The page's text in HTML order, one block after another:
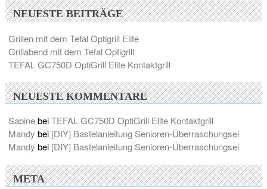
NEUESTE BEITRÄGE
Grillen mit dem Tefal Optigrill Elite
Grillabend mit dem Tefal Optigrill
TEFAL GC750D OptiGrill Elite Kontaktgrill
NEUESTE KOMMENTARE
SabinebeiTEFAL GC750D OptiGrill Elite Kontaktgrill
Mandy bei [DIY] Bastelanleitung Senioren-Überraschungsei
Mandy bei [DIY] Bastelanleitung Senioren-Überraschungsei
META